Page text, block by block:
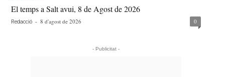
El temps a Salt avui, 8 de Agost de 2026
Redacció - 8 d'agost de 2026 0
- Publicitat -